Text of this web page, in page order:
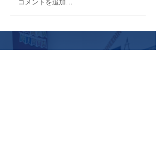
スポーツデー2025：チーム
ワークと体験から学ぶ一
コメントを追加…